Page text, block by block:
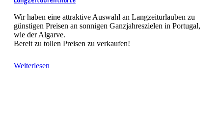
Wir haben eine attraktive Auswahl an Langzeiturlauben zu
günstigen Preisen an sonnigen Ganzjahreszielen in Portugal,
wie der Algarve.
Bereit zu tollen Preisen zu verkaufen!
Weiterlesen